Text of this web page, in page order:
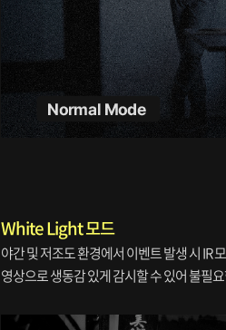
White Light 모드
야간 및 저조도 환경에서 이벤트 발생 시 IR
영상으로 생동감 있게 감시할 수 있어 불필